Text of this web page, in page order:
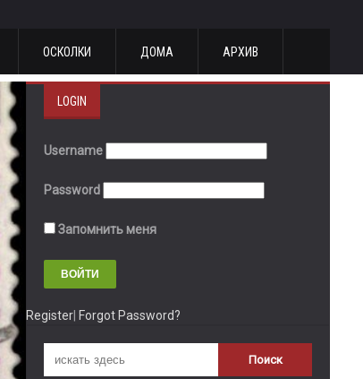
ОСКОЛКИ ДОМА АРХИВ
LOGIN
Username
Password
Запомнить меня
Register Forgot Password?